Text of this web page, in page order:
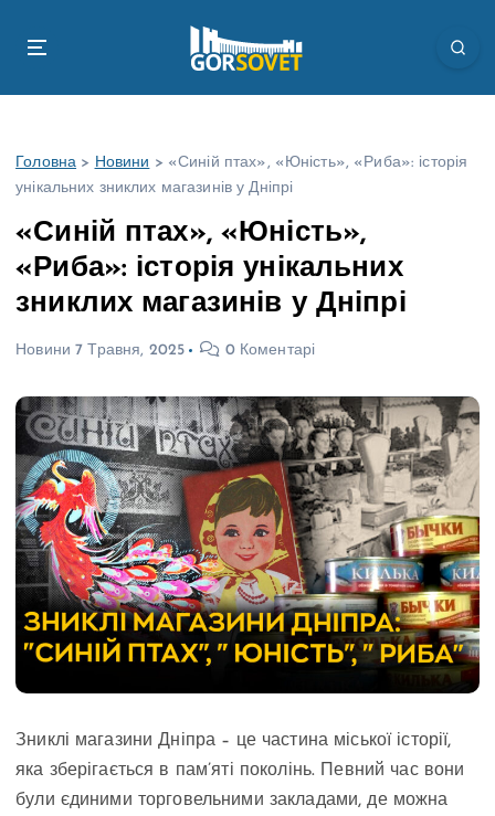
Головна > Новини > «Синій птах», «Юність», «Риба»: історія
унікальних зниклих магазинів у Дніпрі
«Синій птах», «Юність»,
«Риба»: історія унікальних
зниклих магазинів у Дніпрі
Новини 7 Травня, 2025 0 Коментарі
Зниклі магазини Дніпра – це частина міської історії,
яка зберігається в пам’яті поколінь. Певний час вони
були єдиними торговельними закладами, де можна